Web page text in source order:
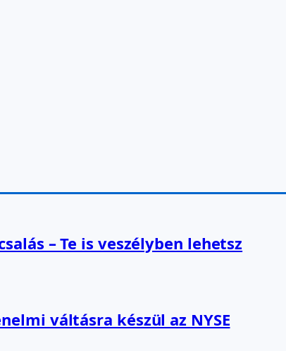
– Te is veszélyben lehetsz
váltásra készül az NYSE